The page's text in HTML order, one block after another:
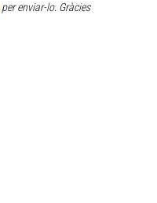
per enviar-lo. Gràcies